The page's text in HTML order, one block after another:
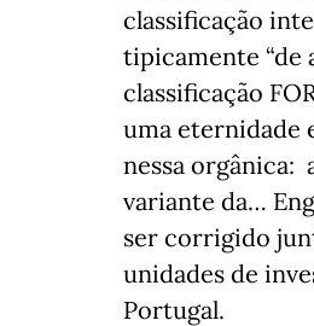
classificação
tipicamente “de
classificação
uma eternidade
nessa orgânica:
variante da…
ser corrigido
unidades de
Portugal.